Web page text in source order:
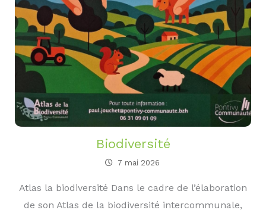
Biodiversité
7 mai 2026
Atlas la biodiversité Dans le cadre de l’élaboration
de son Atlas de la biodiversité intercommunale,